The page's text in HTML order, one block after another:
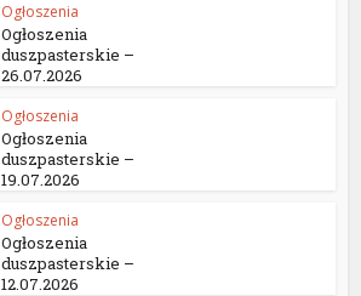
Ogłoszenia
Ogłoszenia
duszpasterskie –
26.07.2026
Ogłoszenia
Ogłoszenia
duszpasterskie –
19.07.2026
Ogłoszenia
Ogłoszenia
duszpasterskie –
12.07.2026